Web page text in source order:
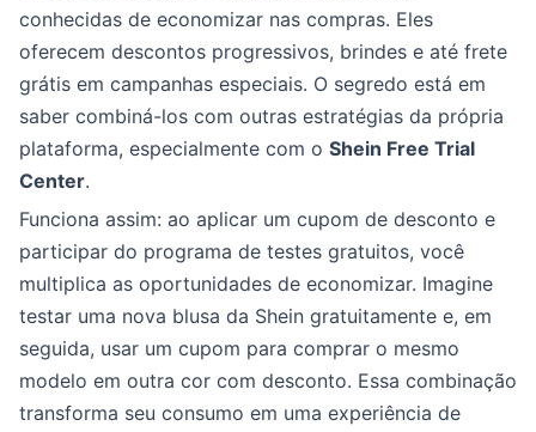
conhecidas de economizar nas compras. Eles
oferecem descontos progressivos, brindes e até frete
grátis em campanhas especiais. O segredo está em
saber combiná-los com outras estratégias da própria
plataforma, especialmente com o Shein Free Trial
Center.
Funciona assim: ao aplicar um cupom de desconto e
participar do programa de testes gratuitos, você
multiplica as oportunidades de economizar. Imagine
testar uma nova blusa da Shein gratuitamente e, em
seguida, usar um cupom para comprar o mesmo
modelo em outra cor com desconto. Essa combinação
transforma seu consumo em uma experiência de